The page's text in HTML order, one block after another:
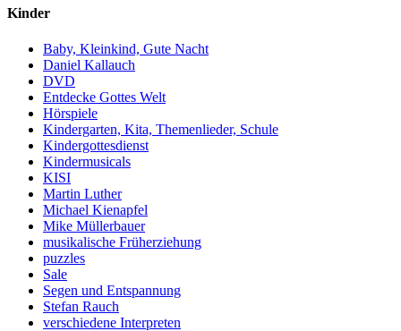
Kinder
Baby, Kleinkind, Gute Nacht
Daniel Kallauch
DVD
Entdecke Gottes Welt
Hörspiele
Kindergarten, Kita, Themenlieder, Schule
Kindergottesdienst
Kindermusicals
KISI
Martin Luther
Michael Kienapfel
Mike Müllerbauer
musikalische Früherziehung
puzzles
Sale
Segen und Entspannung
Stefan Rauch
verschiedene Interpreten